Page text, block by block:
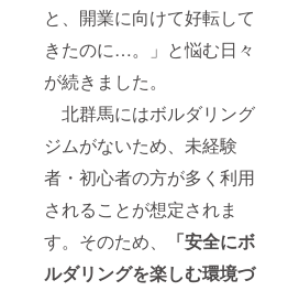
と、開業に向けて好転して
きたのに…。」と悩む日々
が続きました。
北群馬にはボルダリング
ジムがないため、未経験
者・初心者の方が多く利用
されることが想定されま
す。そのため、
「安全にボ
ルダリングを楽しむ環境づ